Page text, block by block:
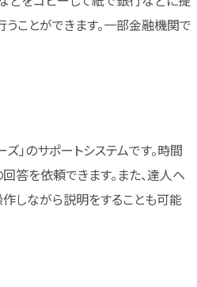
ことができます。一部金融機関で
」のサポートシステムです。時間
答を依頼できます。また、達人ヘ
しながら説明をすることも可能